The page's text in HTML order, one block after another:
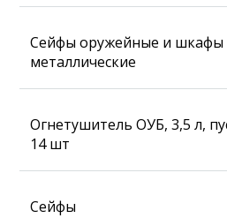
Сейфы оружейные и шкафы
металлические
Огнетушитель ОУБ, 3,5 л,
14 шт
Сейфы